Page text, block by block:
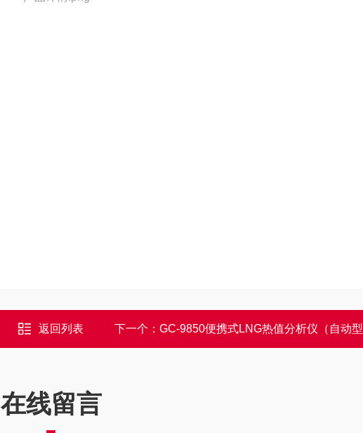
返回列表 下一个： GC-9850便携式LNG热值分析仪（自动
在线留言